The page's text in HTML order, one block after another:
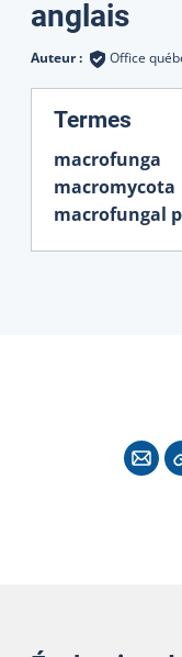
Traductions
anglais
Auteur : Office
Termes
macrofunga
macromycota
macrofungal